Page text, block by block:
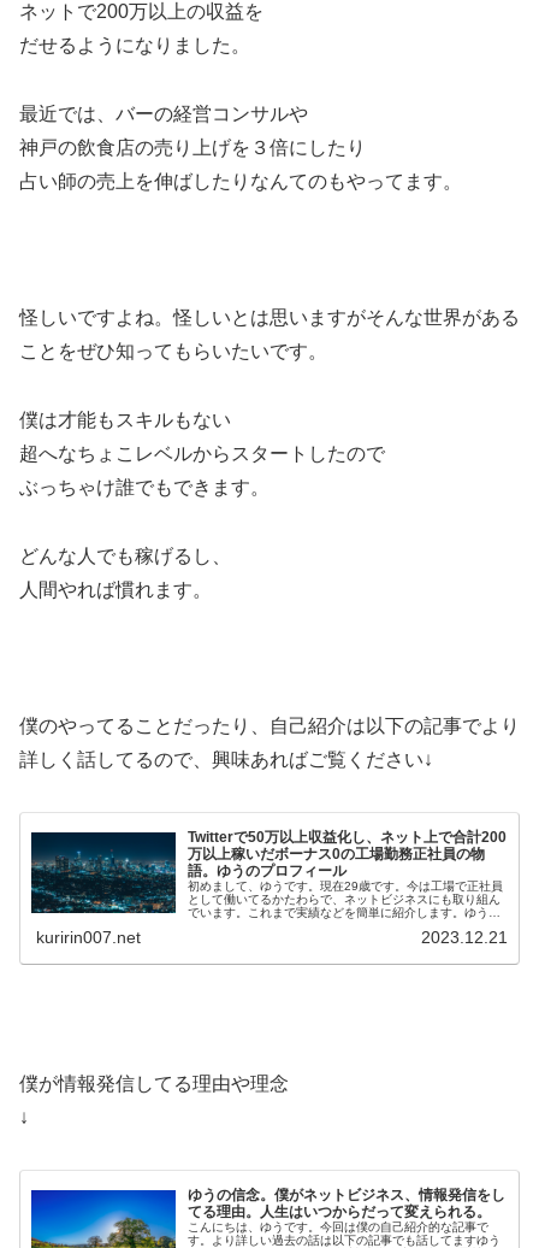
ネットで200万以上の収益を
だせるようになりました。
最近では、バーの経営コンサルや
神戸の飲食店の売り上げを３倍にしたり
占い師の売上を伸ばしたりなんてのもやってます。
怪しいですよね。怪しいとは思いますがそんな世界がある
ことをぜひ知ってもらいたいです。
僕は才能もスキルもない
超へなちょこレベルからスタートしたので
ぶっちゃけ誰でもできます。
どんな人でも稼げるし、
人間やれば慣れます。
僕のやってることだったり、自己紹介は以下の記事でより
詳しく話してるので、興味あればご覧ください↓
Twitterで50万以上収益化し、ネット上で合計200
万以上稼いだボーナス0の工場勤務正社員の物
語。ゆうのプロフィール
初めまして、ゆうです。現在29歳です。今は工場で正社員
として働いてるかたわらで、ネットビジネスにも取り組ん
でいます。これまで実績などを簡単に紹介します。ゆうの
kuririn007.net 2023.12.21
僕が情報発信してる理由や理念
↓
ゆうの信念。僕がネットビジネス、情報発信をし
てる理由。人生はいつからだって変えられる。
こんにちは、ゆうです。今回は僕の自己紹介的な記事で
す。より詳しい過去の話は以下の記事でも話してますゆう